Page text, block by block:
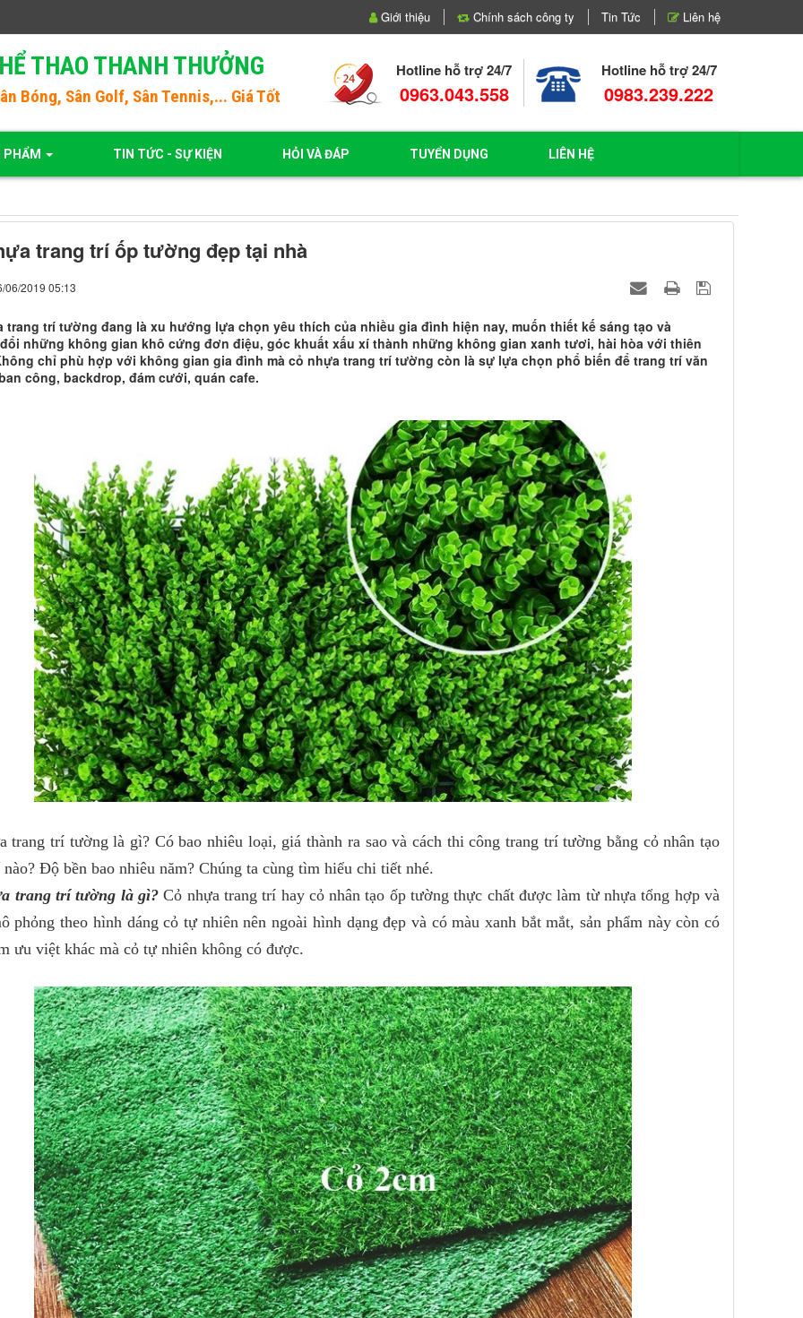
Giới thiệu Chính sách công ty Tin Tức Liên hệ
THAO THANH THƯỞNG
Bóng, Sân Golf, Sân Tennis,... Giá Tốt
Hotline hỗ trợ 24/7
0963.043.558
Hotline hỗ trợ 24/7
0983.239.222
PHẨM TIN TỨC - SỰ KIỆN HỎI VÀ ĐÁP TUYỂN DỤNG LIÊN HỆ
trang trí ốp tường đẹp tại nhà
06/2019 05:13
trang trí tường đang là xu hướng lựa chọn yêu thích của nhiều gia đình hiện nay, muốn thiết kế sáng tạo và
những không gian khô cứng đơn điệu, góc khuất xấu xí thành những không gian xanh tươi, hài hòa với thiên
chỉ phù hợp với không gian gia đình mà cỏ nhựa trang trí tường còn là sự lựa chọn phổ biến để trang trí văn
công, backdrop, đám cưới, quán cafe.
trang trí tường là gì? Có bao nhiêu loại, giá thành ra sao và cách thi công trang trí tường bằng cỏ nhân tạo
nào? Độ bền bao nhiêu năm? Chúng ta cùng tìm hiểu chi tiết nhé.
trang trí tường là gì?Cỏ nhựa trang trí hay cỏ nhân tạo ốp tường thực chất được làm từ nhựa tổng hợp và
phỏng theo hình dáng cỏ tự nhiên nên ngoài hình dạng đẹp và có màu xanh bắt mắt, sản phẩm này còn có
ưu việt khác mà cỏ tự nhiên không có được.